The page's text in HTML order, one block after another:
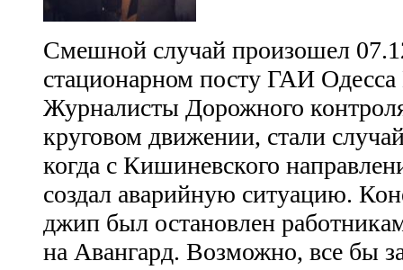
Смешной случай произошел
стационарном посту ГАИ
Журналисты Дорожного
круговом движении, стали
когда с Кишиневского
создал аварийную ситуацию.
джип был остановлен
на Авангард. Возможно, все бы